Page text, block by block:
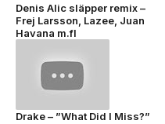
Denis Alic släpper remix –
Frej Larsson, Lazee, Juan
Havana m.fl
Drake – ”What Did I Miss?”